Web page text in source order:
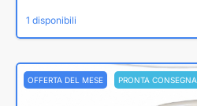
1 disponibili
OFFERTA DEL MESE PRONTA CONSEGNA